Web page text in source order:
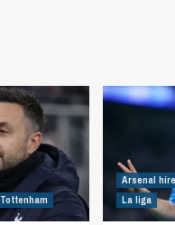
Tottenham
Arsenal
La liga